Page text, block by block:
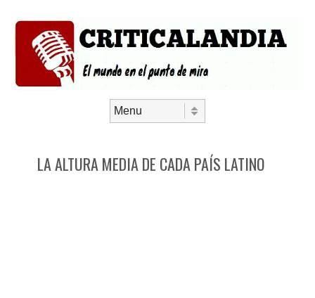
LA ALTURA MEDIA DE CADA PAÍS LATINO